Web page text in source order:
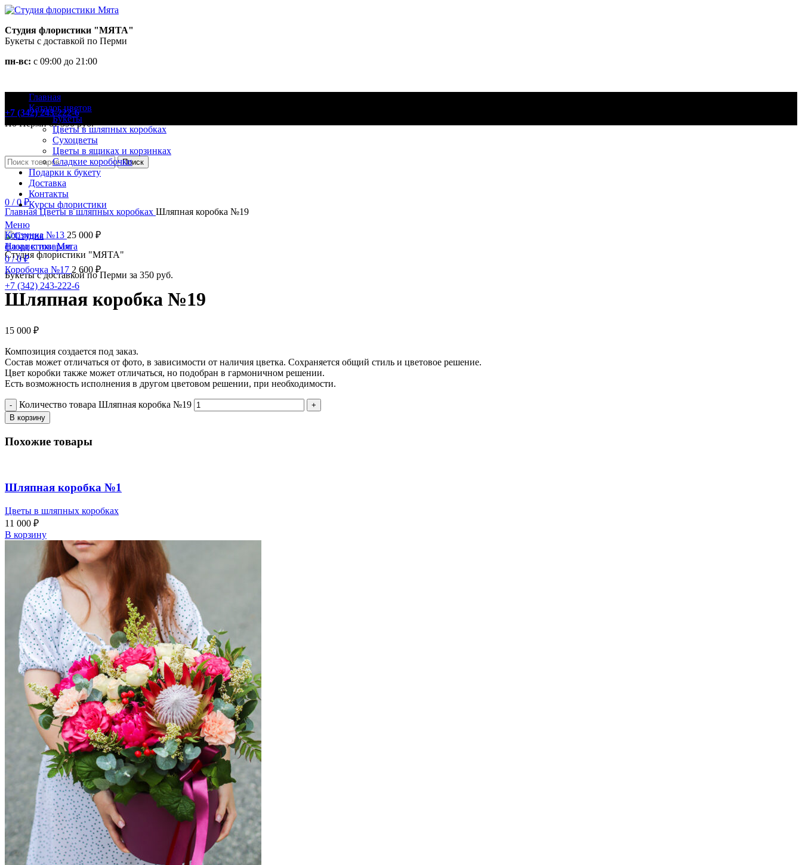
Студия флористики "МЯТА"
Букеты с доставкой по Перми
пн-вс: с 09:00 до 21:00
Закажите доставку
+7 (342) 243-222-6
По Перми от 390 руб.
Поиск
0 / 0₽
Студия флористики "МЯТА"
Букеты с доставкой по Перми за 350 руб.
+7 (342) 243-222-6
Главная
Каталог цветов
Букеты
Цветы в шляпных коробках
Сухоцветы
Цветы в ящиках и корзинках
Сладкие коробочки
Подарки к букету
Доставка
Контакты
Курсы флористики
Меню
0/ 0₽
Нажмите, чтобы увеличить
ГлавнаяЦветы в шляпных коробках Шляпная коробка №19
Корзинка №13 25 000 ₽
Назад к товарам
Коробочка №17 2 600 ₽
Шляпная коробка №19
15 000 ₽
Композиция создается под заказ.
Состав может отличаться от фото, в зависимости от наличия цветка. Сохраняется общий стиль и цветовое решение.
Цвет коробки также может отличаться, но подобран в гармоничном решении.
Есть возможность исполнения в другом цветовом решении, при необходимости.
Количество товара Шляпная коробка №19
В корзину
Похожие товары
Шляпная коробка №1
Цветы в шляпных коробках
11 000 ₽
В корзину